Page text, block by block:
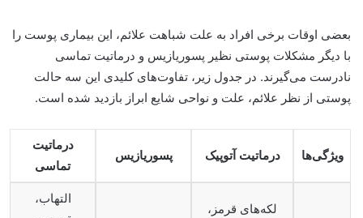
بعضی اوقات برخی افراد به علت شباهت علائم، این بیماری پوست را
با دیگر مشکلات پوستی نظیر پسوریازیس و درماتیت تماسی
نادرست می‌گیرند. در جدول زیر، تفاوت‌های کلیدی این سه حالت
پوستی از نظر علائم، علت و نواحی شایع ابراز بازدید شده است.
ویژگی‌ها درماتیت آتوپیک پسوریازیس
درماتیت
تماسی
لکه‌های قرمز،
التهاب،